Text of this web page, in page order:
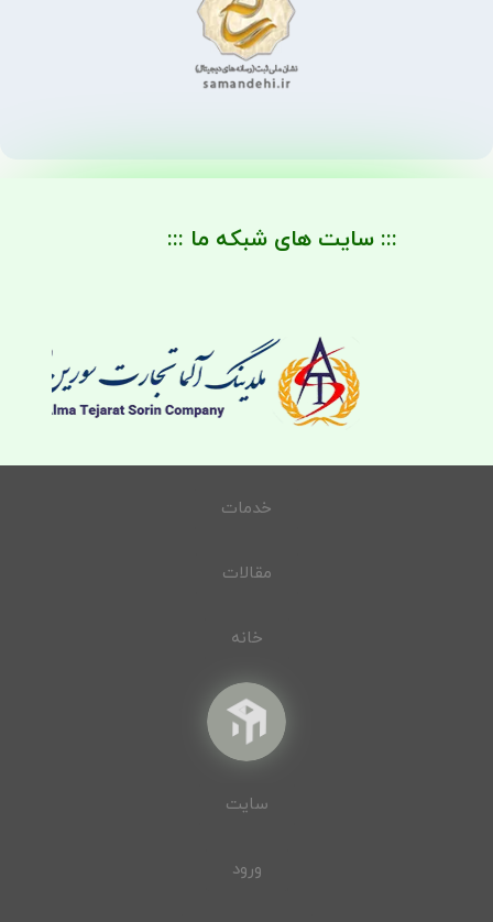
::: سایت های شبکه ما :::
خدمات
مقالات
خانه
سایت
ورود